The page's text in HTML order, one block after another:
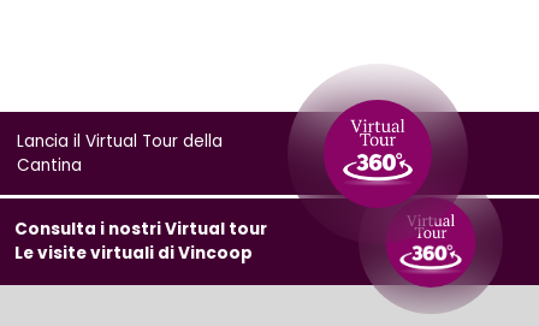
Lancia il Virtual Tour della
Cantina
Consulta i nostri Virtual tour
Le visite virtuali di Vincoop